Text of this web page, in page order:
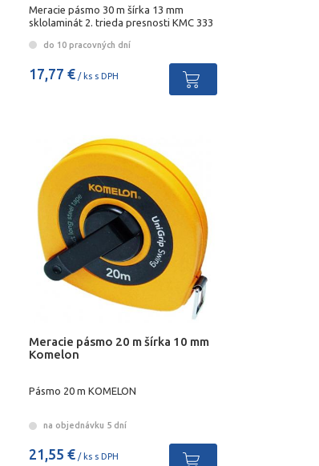
Meracie pásmo 30 m šírka 13 mm
sklolaminát 2. trieda presnosti KMC 333
do 10 pracovných dní
17,77 €/ ks s DPH
Meracie pásmo 20 m šírka 10 mm
Komelon
Pásmo 20 m KOMELON
na objednávku 5 dní
21,55 €/ ks s DPH